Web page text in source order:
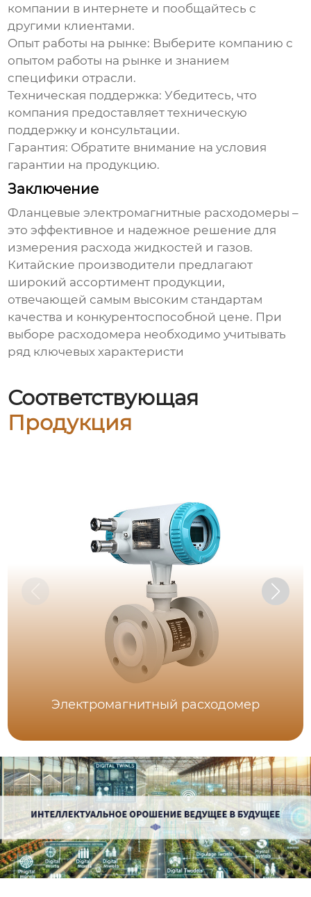
компании в интернете и пообщайтесь с
другими клиентами.
Опыт работы на рынке: Выберите компанию с
опытом работы на рынке и знанием
специфики отрасли.
Техническая поддержка: Убедитесь, что
компания предоставляет техническую
поддержку и консультации.
Гарантия: Обратите внимание на условия
гарантии на продукцию.
Заключение
Фланцевые электромагнитные расходомеры –
это эффективное и надежное решение для
измерения расхода жидкостей и газов.
Китайские производители предлагают
широкий ассортимент продукции,
отвечающей самым высоким стандартам
качества и конкурентоспособной цене. При
выборе расходомера необходимо учитывать
ряд ключевых характеристи
Соответствующая
Продукция
Электромагнитный расходомер